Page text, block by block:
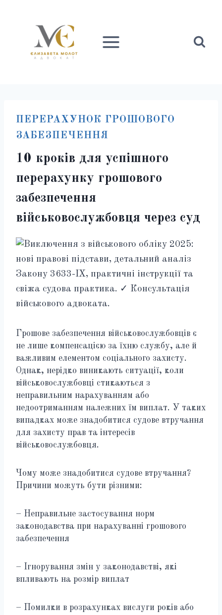
ПЕРЕРАХУНОК ГРОШОВОГО
ЗАБЕЗПЕЧЕННЯ
10 кроків для успішного
перерахунку грошового
забезпечення
військовослужбовця через суд
Грошове забезпечення військовослужбовців є
не лише компенсацією за їхню службу, але й
важливим елементом соціального захисту.
Однак, нерідко виникають ситуації, коли
військовослужбовці стикаються з
неправильним нарахуванням або
недоотриманням належних їм виплат. У таких
випадках може знадобитися судове втручання
для захисту прав та інтересів
військовослужбовця.
Чому може знадобитися судове втручання?
Причини можуть бути різними:
– Неправильне застосування норм
законодавства при нарахуванні грошового
забезпечення
– Ігнорування змін у законодавстві, які
впливають на розмір виплат
– Помилки в розрахунках вислуги років або